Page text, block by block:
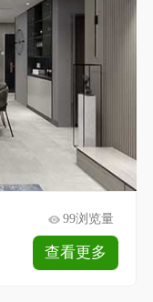
99浏览量
查看更多